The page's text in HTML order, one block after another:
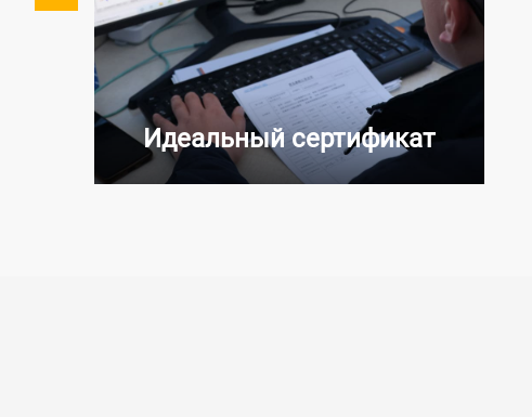
Идеальный сертификат